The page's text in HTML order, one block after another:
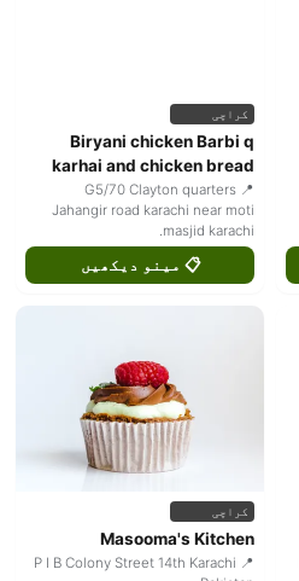
کراچی
Biryani chicken Barbi q
karhai and chicken bread
📍 G5/70 Clayton quarters
Jahangir road karachi near moti
masjid karachi.
📋 مینو دیکھیں
کراچی
Masooma's Kitchen
📍 P I B Colony Street 14th Karachi